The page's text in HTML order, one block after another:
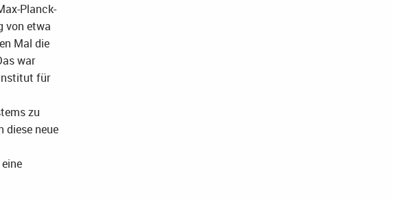
Planck-
von etwa
Mal die
war
für
zu
diese neue